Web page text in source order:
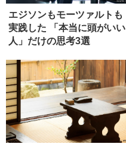
エジソンもモーツァルトも
実践した 「本当に頭がいい
人」だけの思考3選